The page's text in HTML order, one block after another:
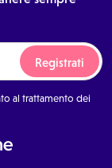
Registrati
al trattamento dei